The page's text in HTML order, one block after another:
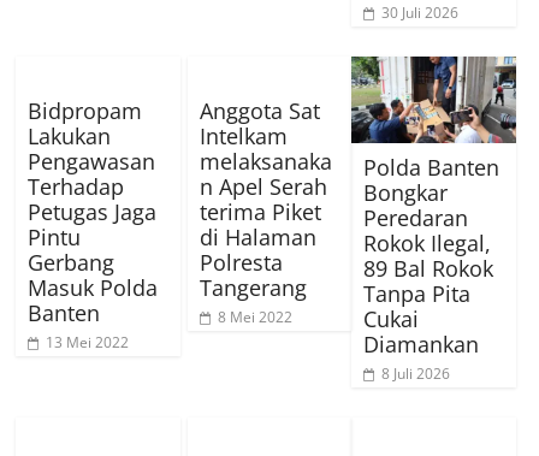
30 Juli 2026
Bidpropam
Lakukan
Pengawasan
Terhadap
Petugas Jaga
Pintu
Gerbang
Masuk Polda
Banten
13 Mei 2022
Anggota Sat
Intelkam
melaksanaka
n Apel Serah
terima Piket
di Halaman
Polresta
Tangerang
8 Mei 2022
Polda Banten
Bongkar
Peredaran
Rokok Ilegal,
89 Bal Rokok
Tanpa Pita
Cukai
Diamankan
8 Juli 2026